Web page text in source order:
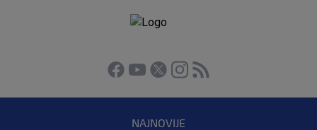
NAJNOVIJE